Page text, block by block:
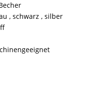
, schwarz , silber